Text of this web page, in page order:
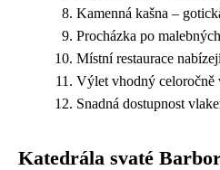
Kamenná kašna –
Procházka po
Místní restaurace
Výlet vhodný celoročně
Snadná dostupnost
Katedrála svaté